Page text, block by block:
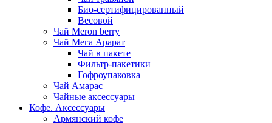
Био-сертифицированный
Весовой
Чай Meron berry
Чай Мега Арарат
Чай в пакете
Фильтр-пакетики
Гофроупаковка
Чай Амарас
Чайные аксессуары
Кофе. Аксессуары
Армянский кофе